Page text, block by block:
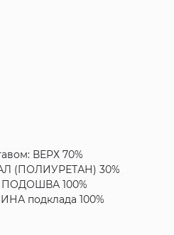
ВЕРХ 70%
(ПОЛИУРЕТАН) 30%
100%
подклада 100%